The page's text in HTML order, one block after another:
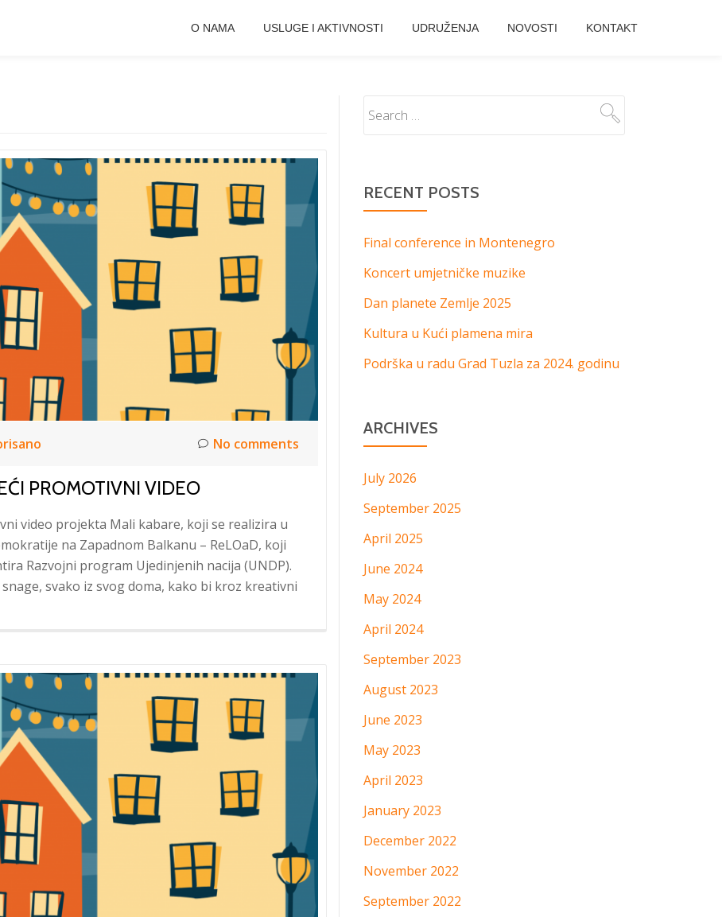
O NAMA USLUGE I AKTIVNOSTI UDRUŽENJA NOVOSTI KONTAKT
No comments
PROMOTIVNI VIDEO
video projekta Mali kabare, koji se realizira u
na Zapadnom Balkanu – ReLOaD, koji
Razvojni program Ujedinjenih nacija (UNDP).
svako iz svog doma, kako bi kroz kreativni
RECENT POSTS
Final conference in Montenegro
Koncert umjetničke muzike
Dan planete Zemlje 2025
Kultura u Kući plamena mira
Podrška u radu Grad Tuzla za 2024. godinu
ARCHIVES
July 2026
September 2025
April 2025
June 2024
May 2024
April 2024
September 2023
August 2023
June 2023
May 2023
April 2023
January 2023
December 2022
November 2022
September 2022